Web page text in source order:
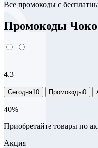
Все промокоды с
Промокоды Чоко
4.3
Сегодня10 Промокоды0
40%
Приобретайте товары по
Акция